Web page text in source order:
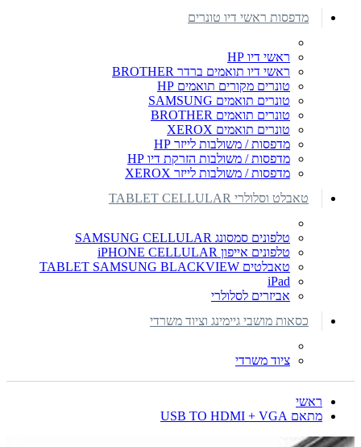
מדפסות ראשי דיו טונרים
ראשי דיו HP
ראשי דיו תואמים ברדר BROTHER
טונרים מקורים תואמים HP
טונרים תואמים SAMSUNG
טונרים תואמים BROTHER
טונרים תואמים XEROX
מדפסות / משולבות לייזר HP
מדפסות / משולבות הזרקת דיו HP
מדפסות / משולבות לייזר XEROX
טאבלט וסלולרי TABLET CELLULAR
טלפונים סמסונג SAMSUNG CELLULAR
טלפונים אייפון iPHONE CELLULAR
טאבלטים TABLET SAMSUNG BLACKVIEW
iPad
אביזרים לסלולרי
כסאות מושבי גיימינג וציוד משרדי
ציוד משרדי
ראשי
מתאם USB TO HDMI + VGA